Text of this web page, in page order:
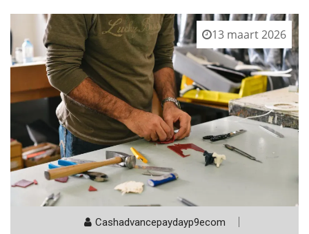
13 maart 2026
Cashadvancepaydayp9ecom